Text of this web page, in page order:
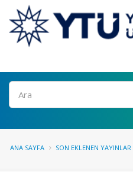
Ara
ANA SAYFA SON EKLENEN YAYINLAR